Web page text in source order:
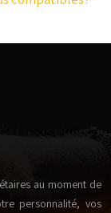
au moment de
personnalité, vos